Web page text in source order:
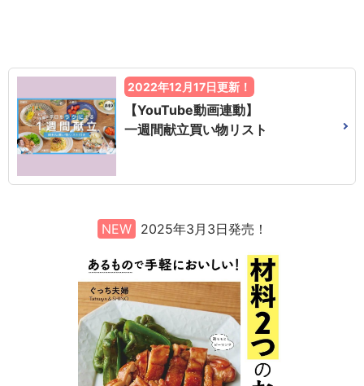
2022年12月17日更新！
【YouTube動画連動】
一週間献立買い物リスト
NEW 2025年3月3日発売！